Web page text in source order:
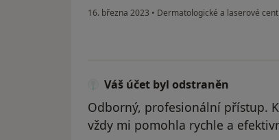
16. března 2023 • Dermatologické a laserové
Váš účet byl odstraněn
Odborný, profesionální přístup.
vždy mi pomohla rychle a